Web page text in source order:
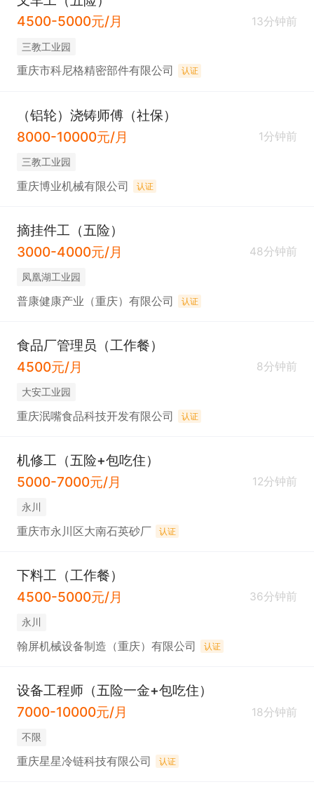
4500-5000元/月
13分钟前
三教工业园
重庆市科尼格精密部件有限公司 认证
（铝轮）浇铸师傅（社保）
8000-10000元/月
1分钟前
三教工业园
重庆博业机械有限公司 认证
摘挂件工（五险）
3000-4000元/月
48分钟前
凤凰湖工业园
普康健康产业（重庆）有限公司 认证
食品厂管理员（工作餐）
4500元/月
8分钟前
大安工业园
重庆泯嘴食品科技开发有限公司 认证
机修工（五险+包吃住）
5000-7000元/月
12分钟前
永川
重庆市永川区大南石英砂厂 认证
下料工（工作餐）
4500-5000元/月
36分钟前
永川
翰屏机械设备制造（重庆）有限公司 认证
设备工程师（五险一金+包吃住）
7000-10000元/月
18分钟前
不限
重庆星星冷链科技有限公司 认证